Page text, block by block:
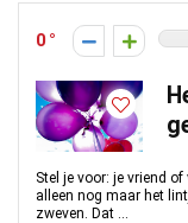
0
Stel je voor: je vriend
alleen nog maar het
zweven. Dat ...